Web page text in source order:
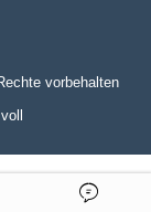
vorbehalten